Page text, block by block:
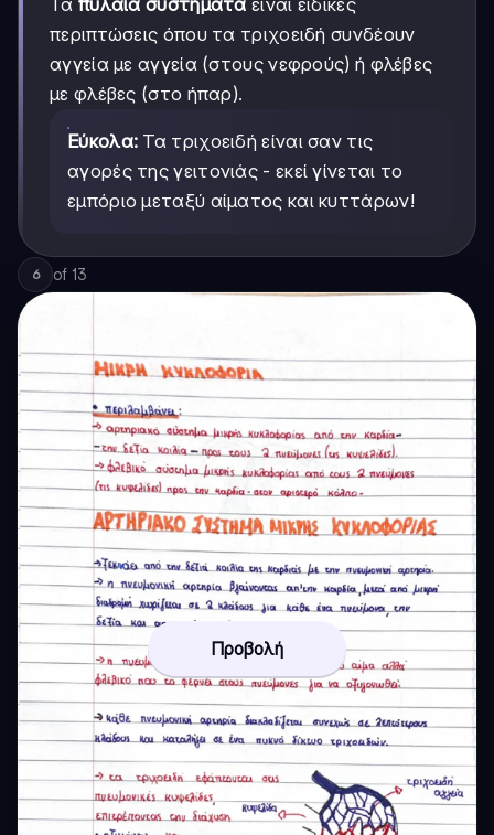
Τα πυλαία συστήματα είναι ειδικές
περιπτώσεις όπου τα τριχοειδή συνδέουν
αγγεία με αγγεία (στους νεφρούς) ή φλέβες
με φλέβες (στο ήπαρ).
Εύκολα: Τα τριχοειδή είναι σαν τις
αγορές της γειτονιάς - εκεί γίνεται το
εμπόριο μεταξύ αίματος και κυττάρων!
6 of 13
Προβολή